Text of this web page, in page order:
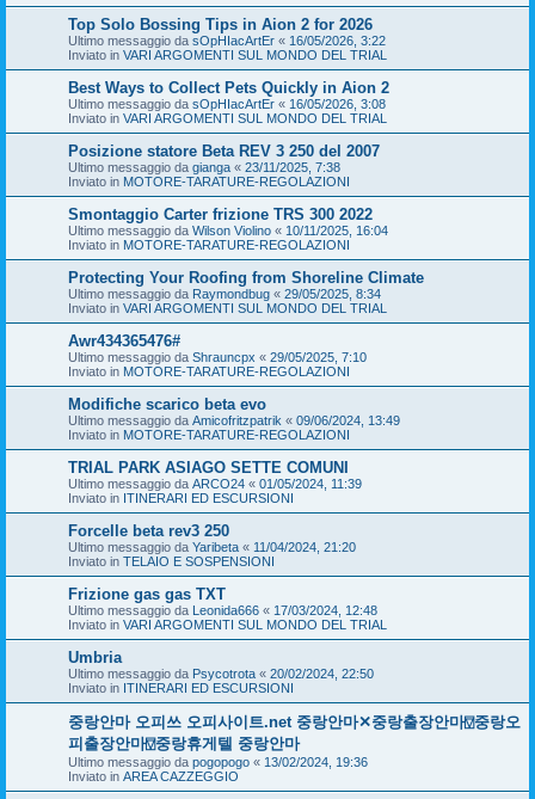
Top Solo Bossing Tips in Aion 2 for 2026
Ultimo messaggio da sOpHIacArtEr « 16/05/2026, 3:22
Inviato in VARI ARGOMENTI SUL MONDO DEL TRIAL
Best Ways to Collect Pets Quickly in Aion 2
Ultimo messaggio da sOpHIacArtEr « 16/05/2026, 3:08
Inviato in VARI ARGOMENTI SUL MONDO DEL TRIAL
Posizione statore Beta REV 3 250 del 2007
Ultimo messaggio da gianga « 23/11/2025, 7:38
Inviato in MOTORE-TARATURE-REGOLAZIONI
Smontaggio Carter frizione TRS 300 2022
Ultimo messaggio da Wilson Violino « 10/11/2025, 16:04
Inviato in MOTORE-TARATURE-REGOLAZIONI
Protecting Your Roofing from Shoreline Climate
Ultimo messaggio da Raymondbug « 29/05/2025, 8:34
Inviato in VARI ARGOMENTI SUL MONDO DEL TRIAL
Awr434365476#
Ultimo messaggio da Shrauncpx « 29/05/2025, 7:10
Inviato in MOTORE-TARATURE-REGOLAZIONI
Modifiche scarico beta evo
Ultimo messaggio da Amicofritzpatrik « 09/06/2024, 13:49
Inviato in MOTORE-TARATURE-REGOLAZIONI
TRIAL PARK ASIAGO SETTE COMUNI
Ultimo messaggio da ARCO24 « 01/05/2024, 11:39
Inviato in ITINERARI ED ESCURSIONI
Forcelle beta rev3 250
Ultimo messaggio da Yaribeta « 11/04/2024, 21:20
Inviato in TELAIO E SOSPENSIONI
Frizione gas gas TXT
Ultimo messaggio da Leonida666 « 17/03/2024, 12:48
Inviato in VARI ARGOMENTI SUL MONDO DEL TRIAL
Umbria
Ultimo messaggio da Psycotrota « 20/02/2024, 22:50
Inviato in ITINERARI ED ESCURSIONI
중랑안마 오피쓰 오피사이트.net 중랑안마✕중랑출장안마⍔중랑오
피출장안마⍔중랑휴게텔 중랑안마
Ultimo messaggio da pogopogo « 13/02/2024, 19:36
Inviato in AREA CAZZEGGIO